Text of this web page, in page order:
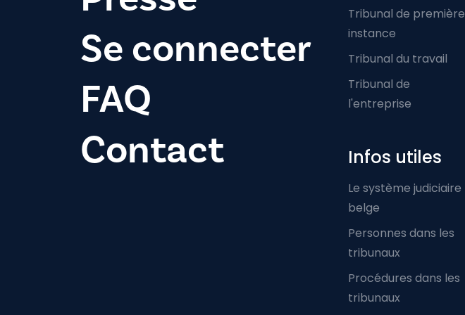
Se connecter
FAQ
Contact
Tribunal de première
instance
Tribunal du travail
Tribunal de
l'entreprise
Infos utiles
Le système judiciaire
belge
Personnes dans les
tribunaux
Procédures dans les
tribunaux